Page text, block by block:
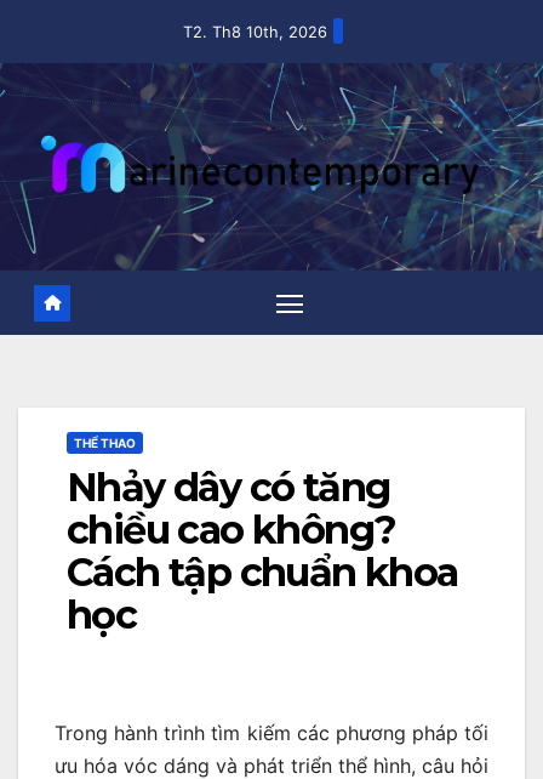
T2. Th8 10th, 2026
THỂ THAO
Nhảy dây có tăng
chiều cao không?
Cách tập chuẩn khoa
học
Trong hành trình tìm kiếm các phương pháp tối
ưu hóa vóc dáng và phát triển thể hình, câu hỏi